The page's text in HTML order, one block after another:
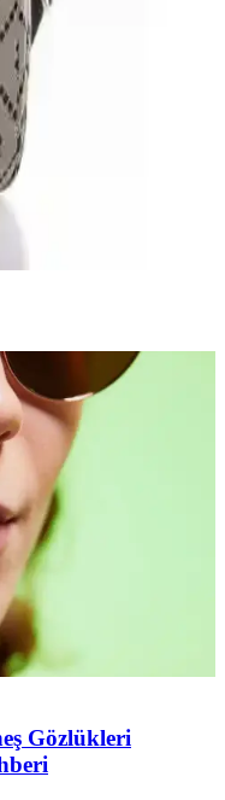
çanta, dayanıklı kanvas
fermuarlı özellikleriyle
KN4F Ts
Uygun
şık tasarımı, geniş iç
için ideal, dayanıklı
Gözlükleri